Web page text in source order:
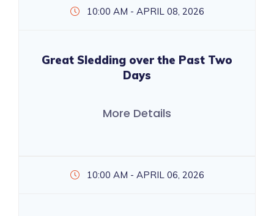
10:00 AM - APRIL 08, 2026
Great Sledding over the Past Two
Days
More Details
10:00 AM - APRIL 06, 2026